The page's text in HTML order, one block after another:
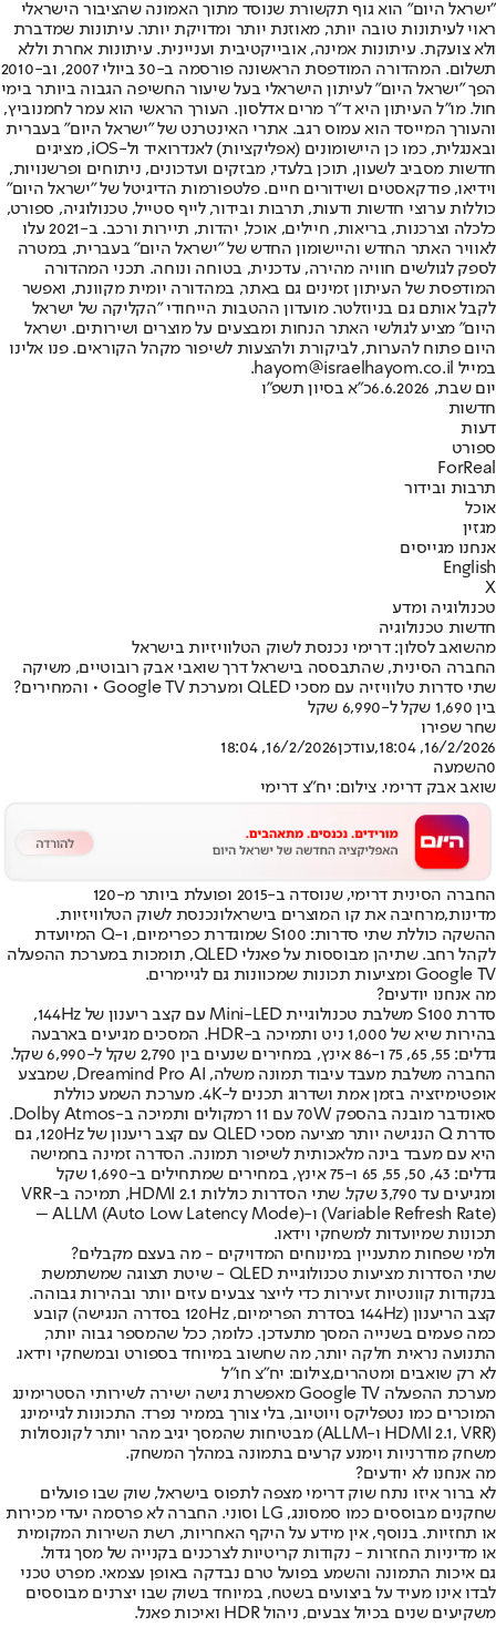
"ישראל היום" הוא גוף תקשורת שנוסד מתוך האמונה שהציבור הישראלי
ראוי לעיתונות טובה יותר, מאוזנת יותר ומדויקת יותר. עיתונות שמדברת
ולא צועקת. עיתונות אמינה, אובייקטיבית ועניינית. עיתונות אחרת וללא
תשלום. המהדורה המודפסת הראשונה פורסמה ב-30 ביולי 2007, וב-2010
הפך "ישראל היום" לעיתון הישראלי בעל שיעור החשיפה הגבוה ביותר בימי
חול. מו"ל העיתון היא ד"ר מרים אדלסון. העורך הראשי הוא עמר לחמנוביץ,
והעורך המייסד הוא עמוס רגב. אתרי האינטרנט של "ישראל היום" בעברית
ובאנגלית, כמו כן היישומונים (אפליקציות) לאנדרואיד ול-iOS, מציגים
חדשות מסביב לשעון, תוכן בלעדי, מבזקים ועדכונים, ניתוחים ופרשנויות,
וידיאו, פודקאסטים ושידורים חיים. פלטפורמות הדיגיטל של "ישראל היום"
כוללות ערוצי חדשות ודעות, תרבות ובידור, לייף סטייל, טכנולוגיה, ספורט,
כלכלה וצרכנות, בריאות, חיילים, אוכל, יהדות, תיירות ורכב. ב-2021 עלו
לאוויר האתר החדש והיישומון החדש של "ישראל היום" בעברית, במטרה
לספק לגולשים חוויה מהירה, עדכנית, בטוחה ונוחה. תכני המהדורה
המודפסת של העיתון זמינים גם באתר, במהדורה יומית מקוונת, ואפשר
לקבל אותם גם בניוזלטר. מועדון ההטבות הייחודי "הקליקה של ישראל
היום" מציע לגולשי האתר הנחות ומבצעים על מוצרים ושירותים. ישראל
היום פתוח להערות, לביקורת ולהצעות לשיפור מקהל הקוראים. פנו אלינו
במייל hayom@israelhayom.co.il.
יום שבת, 6.6.2026
כ"א בסיון תשפ"ו
חדשות
דעות
ספורט
ForReal
תרבות ובידור
אוכל
מגזין
אנחנו מגייסים
English
X
טכנולוגיה ומדע
חדשות טכנולוגיה
מהשואב לסלון: דרימי נכנסת לשוק הטלוויזיות בישראל
החברה הסינית, שהתבססה בישראל דרך שואבי אבק רובוטיים, משיקה
שתי סדרות טלוויזיה עם מסכי QLED ומערכת Google TV • והמחירים?
בין 1,690 שקל ל-6,990 שקל
שחר שפירו
16/2/2026, 18:04
,עודכן16/2/2026, 18:04
0השמעה
שואב אבק דרימי. צילום: יח"צ דרימי
החברה הסינית דרימי, שנוסדה ב-2015 ופועלת ביותר מ-120
מדינות,מרחיבה את קו המוצרים בישראלונכנסת לשוק הטלוויזיות.
ההשקה כוללת שתי סדרות: S100 שמוגדרת כפרימיום, ו-Q המיועדת
לקהל רחב. שתיהן מבוססות על פאנלי QLED, תומכות במערכת ההפעלה
Google TV ומציעות תכונות שמכוונות גם לגיימרים.
מה אנחנו יודעים?
סדרת S100 משלבת טכנולוגיית Mini-LED עם קצב ריענון של 144Hz,
בהירות שיא של 1,000 ניט ותמיכה ב-HDR. המסכים מגיעים בארבעה
גדלים: 55, 65, 75 ו-86 אינץ, במחירים שנעים בין 2,790 שקל ל-6,990 שקל.
החברה משלבת מעבד עיבוד תמונה משלה, Dreamind Pro AI, שמבצע
אופטימיזציה בזמן אמת ושדרוג תכנים ל-4K. מערכת השמע כוללת
סאונדבר מובנה בהספק 70W עם 11 רמקולים ותמיכה ב-Dolby Atmos.
סדרת Q הנגישה יותר מציעה מסכי QLED עם קצב ריענון של 120Hz, גם
היא עם מעבד בינה מלאכותית לשיפור תמונה. הסדרה זמינה בחמישה
גדלים: 43, 50, 55, 65 ו-75 אינץ, במחירים שמתחילים ב-1,690 שקל
ומגיעים עד 3,790 שקל. שתי הסדרות כוללות HDMI 2.1, תמיכה ב-VRR
(Variable Refresh Rate) ו-ALLM (Auto Low Latency Mode) –
תכונות שמיועדות למשחקי וידאו.
ולמי שפחות מתעניין במינוחים המדויקים - מה בעצם מקבלים?
שתי הסדרות מציעות טכנולוגיית QLED - שיטת תצוגה שמשתמשת
בנקודות קוונטיות זעירות כדי לייצר צבעים עזים יותר ובהירות גבוהה.
קצב הריענון (144Hz בסדרת הפרימיום, 120Hz בסדרה הנגישה) קובע
כמה פעמים בשנייה המסך מתעדכן. כלומר, ככל שהמספר גבוה יותר,
התנועה נראית חלקה יותר, מה שחשוב במיוחד בספורט ובמשחקי וידאו.
לא רק שואבים ומטהרים,צילום: יח"צ חו"ל
מערכת ההפעלה Google TV מאפשרת גישה ישירה לשירותי הסטרימינג
המוכרים כמו נטפליקס ויוטיוב, בלי צורך בממיר נפרד. התכונות לגיימינג
(HDMI 2.1, VRR ו-ALLM) מבטיחות שהמסך יגיב מהר יותר לקונסולות
משחק מודרניות וימנע קרעים בתמונה במהלך המשחק.
מה אנחנו לא יודעים?
לא ברור איזו נתח שוק דרימי מצפה לתפוס בישראל, שוק שבו פועלים
שחקנים מבוססים כמו סמסונג, LG וסוני. החברה לא פרסמה יעדי מכירות
או תחזיות. בנוסף, אין מידע על היקף האחריות, רשת השירות המקומית
או מדיניות החזרות - נקודות קריטיות לצרכנים בקנייה של מסך גדול.
גם איכות התמונה והשמע בפועל טרם נבדקה באופן עצמאי. מפרט טכני
לבדו אינו מעיד על ביצועים בשטח, במיוחד בשוק שבו יצרנים מבוססים
משקיעים שנים בכיול צבעים, ניהול HDR ואיכות פאנל.